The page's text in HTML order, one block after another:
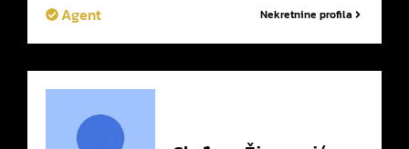
Agent Nekretnine profila